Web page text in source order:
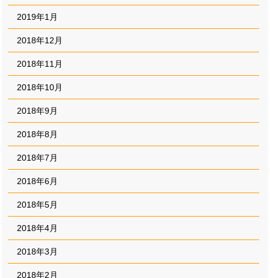
2019年1月
2018年12月
2018年11月
2018年10月
2018年9月
2018年8月
2018年7月
2018年6月
2018年5月
2018年4月
2018年3月
2018年2月